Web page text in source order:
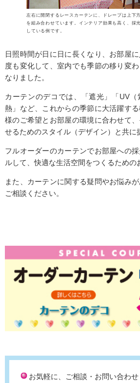
左右に開閉するレースカーテンに、ドレープは上下
を組み合わせています。インテリア効果も高く、採
している例です。
日照時間が日に日に長くなり、お部屋
度も変化して、室内でも季節の移り変
なりました。
カーテンのデコでは、「遮光」「UV
熱」など、これからの季節に大活躍す
様のご希望とお部屋の環境に合わせて
せるためのスタイル（デザイン）と共に
フルオーダーのカーテンでお部屋への
ルして、快適な生活空間をつくるための
また、カーテンに関する疑問やお悩み
ご相談ください。
お気軽に、ご相談・お問い合わ